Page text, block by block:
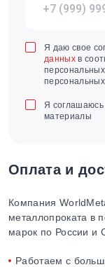
Я даю свое
данныхв
Я
материалы
Оплата и
Компания
металлопроката в
марок по России и
Работаем с